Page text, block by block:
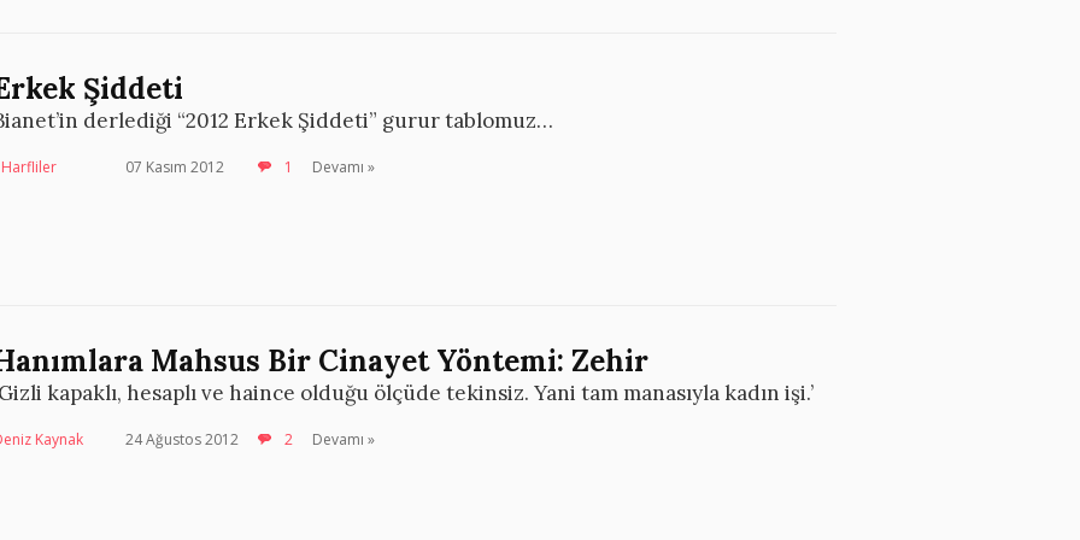
Şiddeti
derlediği “2012 Erkek Şiddeti” gurur tablomuz…
07 Kasım 2012 1 Devamı »
Mahsus Bir Cinayet Yöntemi: Zehir
kapaklı, hesaplı ve haince olduğu ölçüde tekinsiz. Yani tam manasıyla kadın işi.’
Kaynak 24 Ağustos 2012 2 Devamı »